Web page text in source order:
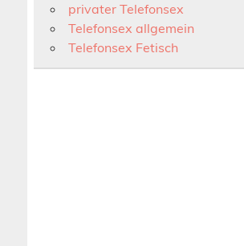
privater Telefonsex
Telefonsex allgemein
Telefonsex Fetisch